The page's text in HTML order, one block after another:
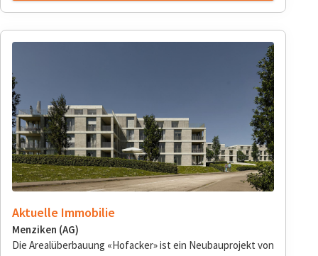
Aktuelle Immobilie
Menziken (AG)
Die Arealüberbauung «Hofacker» ist ein Neubauprojekt von